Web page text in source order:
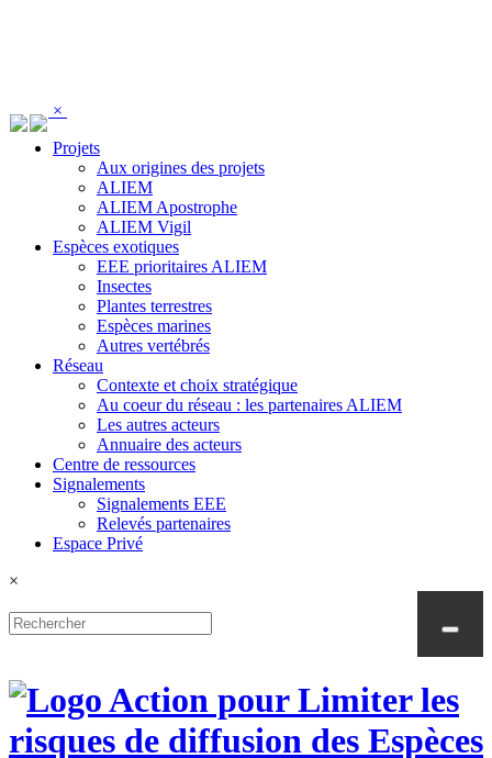
×
Projets
Aux origines des projets
ALIEM
ALIEM Apostrophe
ALIEM Vigil
Espèces exotiques
EEE prioritaires ALIEM
Insectes
Plantes terrestres
Espèces marines
Autres vertébrés
Réseau
Contexte et choix stratégique
Au coeur du réseau : les partenaires ALIEM
Les autres acteurs
Annuaire des acteurs
Centre de ressources
Signalements
Signalements EEE
Relevés partenaires
Espace Privé
×